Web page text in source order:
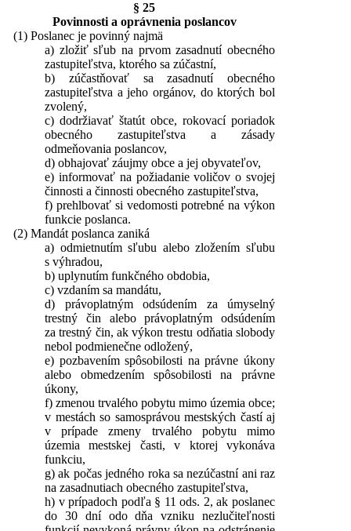
§ 25
Povinnosti a oprávnenia poslancov
(1) Poslanec je povinný najmä
a) zložiť sľub na prvom zasadnutí obecného
zastupiteľstva, ktorého sa zúčastní,
b) zúčastňovať sa zasadnutí obecného
zastupiteľstva a jeho orgánov, do ktorých bol
zvolený,
c) dodržiavať štatút obce, rokovací poriadok
obecného zastupiteľstva a zásady
odmeňovania poslancov,
d) obhajovať záujmy obce a jej obyvateľov,
e) informovať na požiadanie voličov o svojej
činnosti a činnosti obecného zastupiteľstva,
f) prehlbovať si vedomosti potrebné na výkon
funkcie poslanca.
(2) Mandát poslanca zaniká
a) odmietnutím sľubu alebo zložením sľubu
s výhradou,
b) uplynutím funkčného obdobia,
c) vzdaním sa mandátu,
d) právoplatným odsúdením za úmyselný
trestný čin alebo právoplatným odsúdením
za trestný čin, ak výkon trestu odňatia slobody
nebol podmienečne odložený,
e) pozbavením spôsobilosti na právne úkony
alebo obmedzením spôsobilosti na právne
úkony,
f) zmenou trvalého pobytu mimo územia obce;
v mestách so samosprávou mestských častí aj
v prípade zmeny trvalého pobytu mimo
územia mestskej časti, v ktorej vykonáva
funkciu,
g) ak počas jedného roka sa nezúčastní ani raz
na zasadnutiach obecného zastupiteľstva,
h) v prípadoch podľa § 11 ods. 2, ak poslanec
do 30 dní odo dňa vzniku nezlučiteľnosti